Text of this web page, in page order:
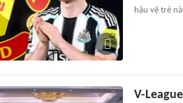
hậu vệ trẻ
V-